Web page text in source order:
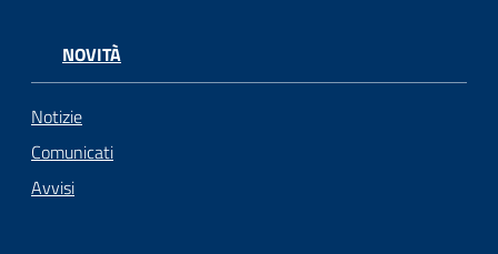
NOVITÀ
Notizie
Comunicati
Avvisi